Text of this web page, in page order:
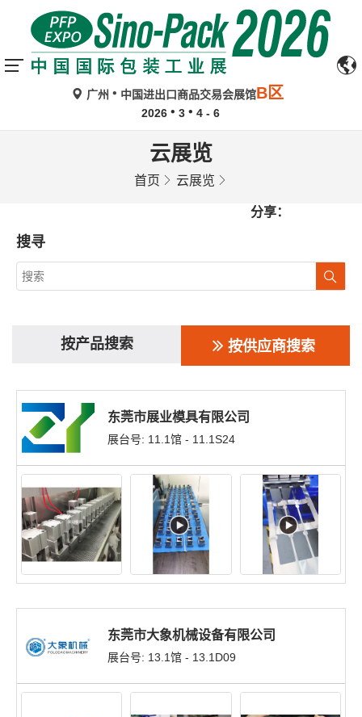
广州 中国进出口商品交易会展馆B区
2026 3 4 - 6
云展览
首页 云展览
分享：
搜寻
按产品搜索 按供应商搜索
东莞市展业模具有限公司
展台号: 11.1馆 - 11.1S24
东莞市大象机械设备有限公司
展台号: 13.1馆 - 13.1D09